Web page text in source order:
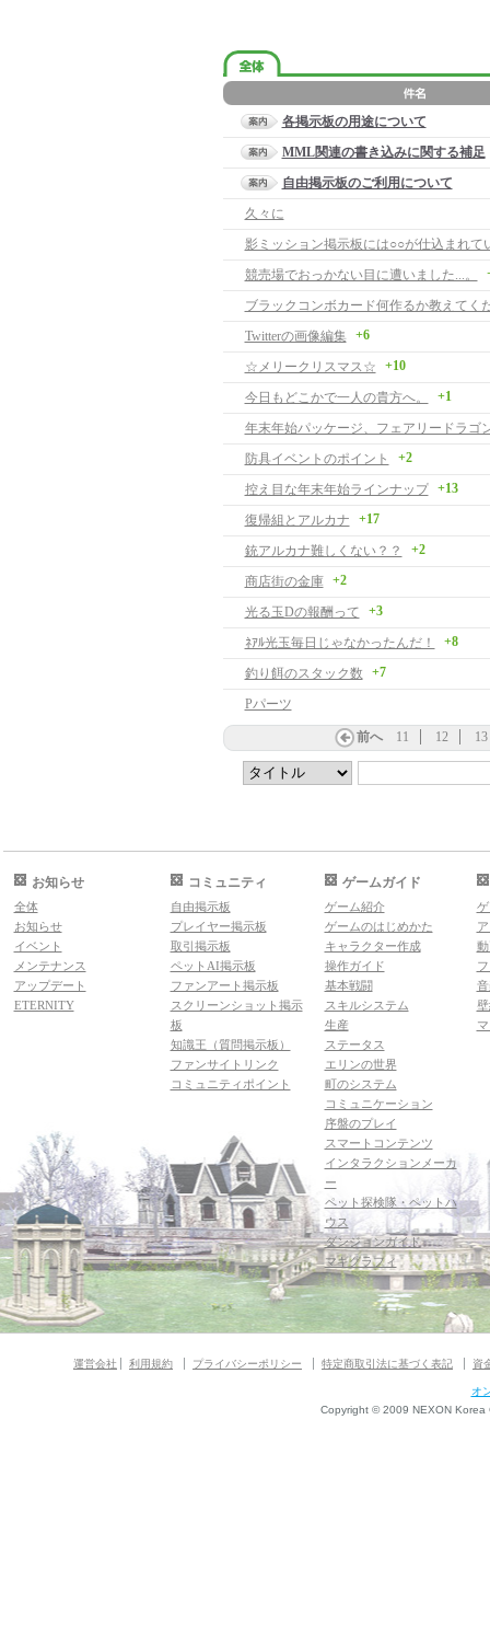
各掲示板の用途について
MML関連の書き込みに関する補足
自由掲示板のご利用について
久々に
影ミッション掲示板には○○が仕込まれて
競売場でおっかない目に遭いました...。
ブラックコンボカード何作るか教えてく
Twitterの画像編集
+6
☆メリークリスマス☆ +10
今日もどこかで一人の貴方へ。 +1
年末年始パッケージ、フェアリードラゴ
防具イベントのポイント
+2
控え目な年末年始ラインナップ +13
復帰組とアルカナ +17
銃アルカナ難しくない？？ +2
商店街の金庫 +2
光る玉Dの報酬って +3
ﾈｱﾙ光玉毎日じゃなかったんだ！ +8
釣り餌のスタック数 +7
Pパーツ
前へ 11 12 13
お知らせ
全体
お知らせ
イベント
メンテナンス
アップデート
ETERNITY
コミュニティ
自由掲示板
プレイヤー掲示板
取引掲示板
ペットAI掲示板
ファンアート掲示板
スクリーンショット掲示
板
知識王（質問掲示板）
ファンサイトリンク
コミュニティポイント
ゲームガイド
ゲーム紹介
ゲームのはじめかた
キャラクター作成
操作ガイド
基本戦闘
スキルシステム
生産
ステータス
エリンの世界
町のシステム
コミュニケーション
序盤のプレイ
スマートコンテンツ
インタラクションメーカ
ー
ペット探検隊・ペットハ
ウス
ダンジョンガイド
マギグラフィ
運営会社 利用規約 プライバシーポリシー 特定商取引法に基づく表記 資
オ
Copyright © 2009 NEXON Korea